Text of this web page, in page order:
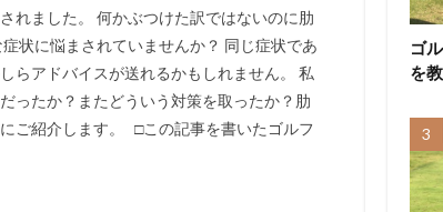
れました。 何かぶつけた訳ではないのに肋
状に悩まされていませんか？ 同じ症状であ
らアドバイスが送れるかもしれません。 私
ったか？またどういう対策を取ったか？肋
ご紹介します。 □この記事を書いたゴルフ
ゴ
を